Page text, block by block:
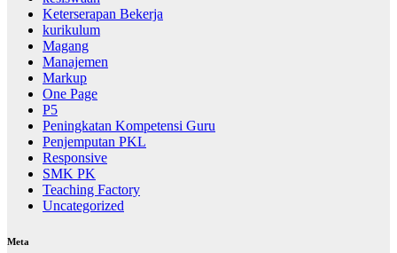
Keterserapan Bekerja
kurikulum
Magang
Manajemen
Markup
One Page
P5
Peningkatan Kompetensi Guru
Penjemputan PKL
Responsive
SMK PK
Teaching Factory
Uncategorized
Meta